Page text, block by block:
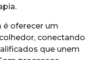
oferecer um
conectando
que unem